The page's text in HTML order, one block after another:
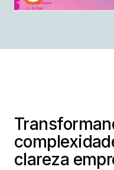
clareza